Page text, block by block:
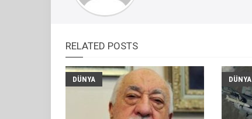
RELATED POSTS
DÜNYA DÜNYA